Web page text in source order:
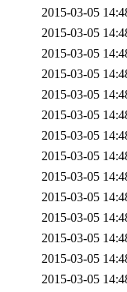
2015-03-05
2015-03-05
2015-03-05
2015-03-05
2015-03-05
2015-03-05
2015-03-05
2015-03-05
2015-03-05
2015-03-05
2015-03-05
2015-03-05
2015-03-05
2015-03-05